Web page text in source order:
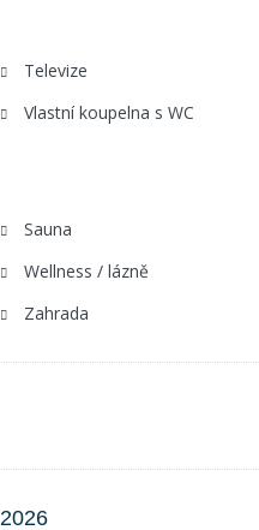
Televize
Vlastní koupelna s WC
Sauna
Wellness / lázně
Zahrada
2026